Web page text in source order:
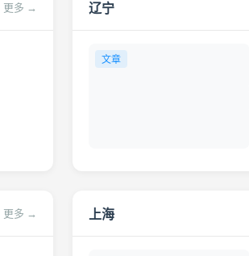
更多 → 辽宁
文章
更多 → 上海